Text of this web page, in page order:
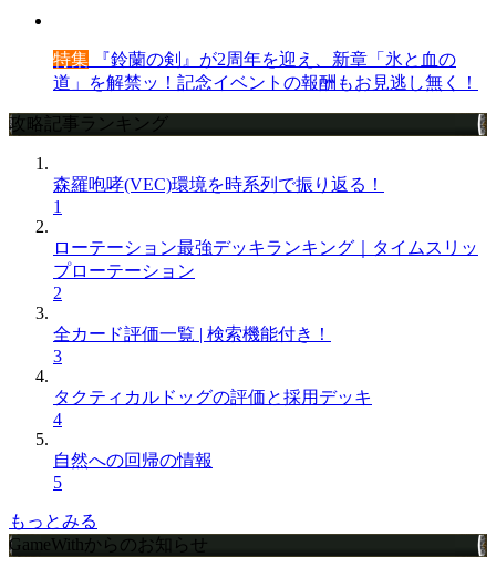
特集 『鈴蘭の剣』が2周年を迎え、新章「氷と血の
道」を解禁ッ！記念イベントの報酬もお見逃し無く！
攻略記事ランキング
森羅咆哮(VEC)環境を時系列で振り返る！
1
ローテーション最強デッキランキング｜タイムスリッ
プローテーション
2
全カード評価一覧 | 検索機能付き！
3
タクティカルドッグの評価と採用デッキ
4
自然への回帰の情報
5
もっとみる
GameWithからのお知らせ